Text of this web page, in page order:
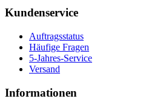
Kundenservice
Auftragsstatus
Häufige Fragen
5-Jahres-Service
Versand
Informationen